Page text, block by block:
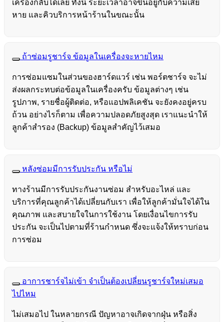
เครื่องกลับได้เลย ทั้งนี้ ระยะเวลาอาจขึ้นอยู่กับความเสีย
หาย และคิวบริการหน้าร้านในขณะนั้น
ถ้าซ่อมรูชาร์จ ข้อมูลในเครื่องจะหายไหม
การซ่อมแซมในส่วนของฮาร์ดแวร์ เช่น พอร์ตชาร์จ จะไม่
ส่งผลกระทบต่อข้อมูลในเครื่องครับ ข้อมูลต่างๆ เช่น
รูปภาพ, รายชื่อผู้ติดต่อ, หรือแอปพลิเคชัน จะยังคงอยู่ครบ
ถ้วน อย่างไรก็ตาม เพื่อความปลอดภัยสูงสุด เราแนะนำให้
ลูกค้าสำรอง (Backup) ข้อมูลสำคัญไว้เสมอ
หลังซ่อมมีการรับประกัน หรือไม่
ทางร้านมีการรับประกันงานซ่อม สำหรับอะไหล่ และ
บริการที่คุณลูกค้าได้เปลี่ยนกับเรา เพื่อให้ลูกค้ามั่นใจได้ใน
คุณภาพ และสบายใจในการใช้งาน โดยเงื่อนไขการรับ
ประกัน จะเป็นไปตามที่ร้านกำหนด ซึ่งจะแจ้งให้ทราบก่อน
การซ่อม
อาการชาร์จไม่เข้า จำเป็นต้องเปลี่ยนรูชาร์จใหม่เสมอ
ไปไหม
ไม่เสมอไป ในหลายกรณี ปัญหาอาจเกิดจากฝุ่น หรือสิ่ง